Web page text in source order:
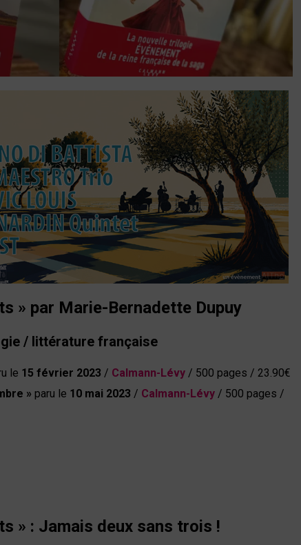
» par Marie-Bernadette Dupuy
/ littérature française
le 15 février 2023 / Calmann-Lévy / 500 pages / 23.90€
» paru le 10 mai 2023 / Calmann-Lévy / 500 pages /
» : Jamais deux sans trois !